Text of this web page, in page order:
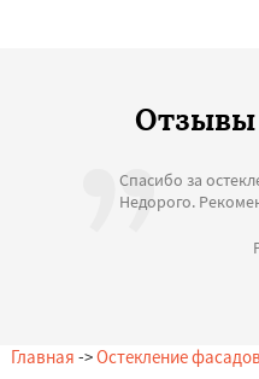
Отзывы
Спасибо за
Недорого.
Главная ->Остекление фасадов